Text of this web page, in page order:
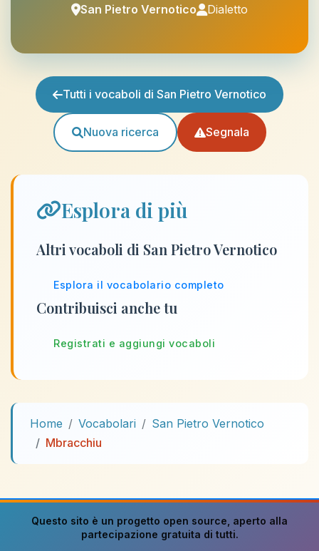
San Pietro Vernotico Dialetto
Tutti i vocaboli di San Pietro Vernotico
Nuova ricerca Segnala
Esplora di più
Altri vocaboli di San Pietro Vernotico
Esplora il vocabolario completo
Contribuisci anche tu
Registrati e aggiungi vocaboli
Home Vocabolari
San Pietro Vernotico
Mbracchiu
Questo sito è un progetto open source , aperto alla
partecipazione gratuita di tutti.